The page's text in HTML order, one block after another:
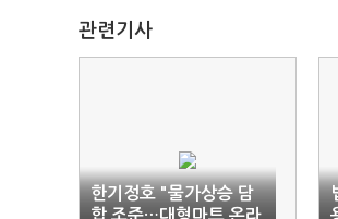
관련기사
한기정호 "물가상승 담
합 조준…대형마트 온라